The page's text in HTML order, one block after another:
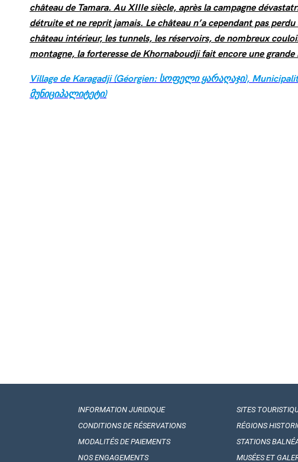
château de Tamara. Au XIIIe siècle, après la campagne
détruite et ne reprit jamais. Le château n’a cependant pas
château intérieur, les tunnels, les réservoirs, de nombreux
montagne, la forteresse de Khornaboudji fait encore une
Village de Karagadji (Géorgien: სოფელი ყარაღაჯი),
მუნიციპალიტეტი)
INFORMATION JURIDIQUE
CONDITIONS DE RÉSERVATIONS
MODALITÉS DE PAIEMENTS
NOS ENGAGEMENTS
SITES
RÉGIONS
STATIONS
MUSÉES ET